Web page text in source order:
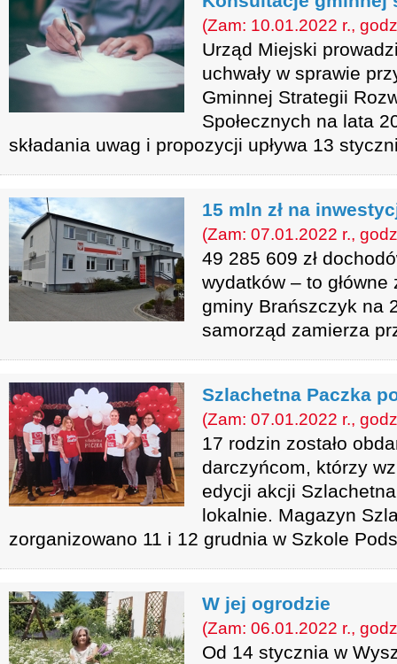
(Zam: 10.01.2022 r.,
Urząd Miejski
uchwały w sprawie
Gminnej Strategii
Społecznych na lata
składania uwag i propozycji upływa 13
15 mln zł na
(Zam: 07.01.2022 r.,
49 285 609 zł
wydatków – to główne
gminy Brańszczyk na
samorząd zamierza
Szlachetna Paczka
(Zam: 07.01.2022 r.,
17 rodzin zostało
darczyńcom, którzy
edycji akcji
lokalnie. Magazyn
zorganizowano 11 i 12 grudnia w Szkole
W jej ogrodzie
(Zam: 06.01.2022 r.,
Od 14 stycznia w